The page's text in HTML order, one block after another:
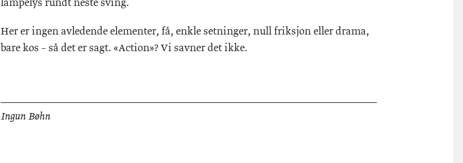
lampelys rundt neste sving.
Her er ingen avledende elementer, få, enkle setninger, null friksjon eller drama,
bare kos – så det er sagt. «Action»? Vi savner det ikke.
Ingun Bøhn